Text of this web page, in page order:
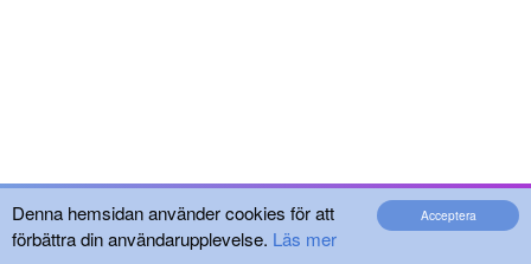
Acceptera
Denna hemsidan använder cookies för att
förbättra din användarupplevelse. Läs mer